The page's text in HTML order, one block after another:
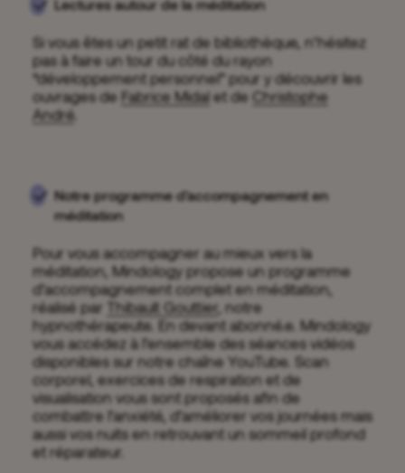
Lectures autour de la méditation
Si vous êtes un petit rat de bibliothèque, n’hésitez
pas à faire un tour du côté du rayon
“développement personnel” pour y découvrir les
ouvrages de Fabrice Midal et de Christophe
André
Notre programme d'accompagnement en
méditation
Pour vous accompagner au mieux vers la
méditation, Mindology propose un programme
d’accompagnement complet en méditation,
réalisé par
Thibault Gouttier , notre
hypnothérapeute. En devant abonné.e. Mindology
vous accédez à l’ensemble des séances vidéos
disponibles sur notre chaîne YouTube. Scan
corporel, exercices de respiration et de
visualisation vous sont proposés afin de
combattre l’anxiété, d’améliorer vos journées mais
aussi vos nuits en retrouvant un sommeil profond
et réparateur.